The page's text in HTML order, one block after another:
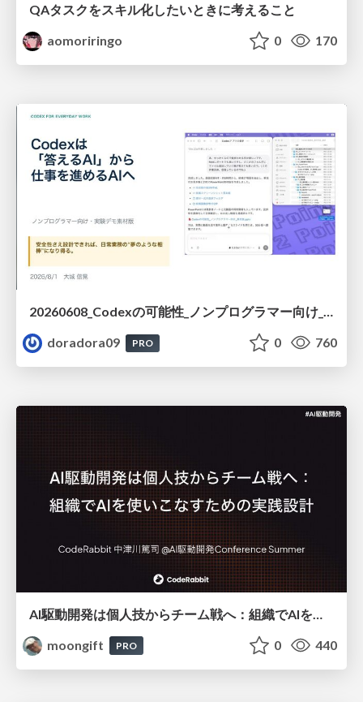
QAタスクをスキル化したいときに考えること
aomoriringo
0 170
20260608_Codexの可能性_ノンプログラマー向け_大城追記
doradora09
PRO 0 760
moongift
PRO 0 440